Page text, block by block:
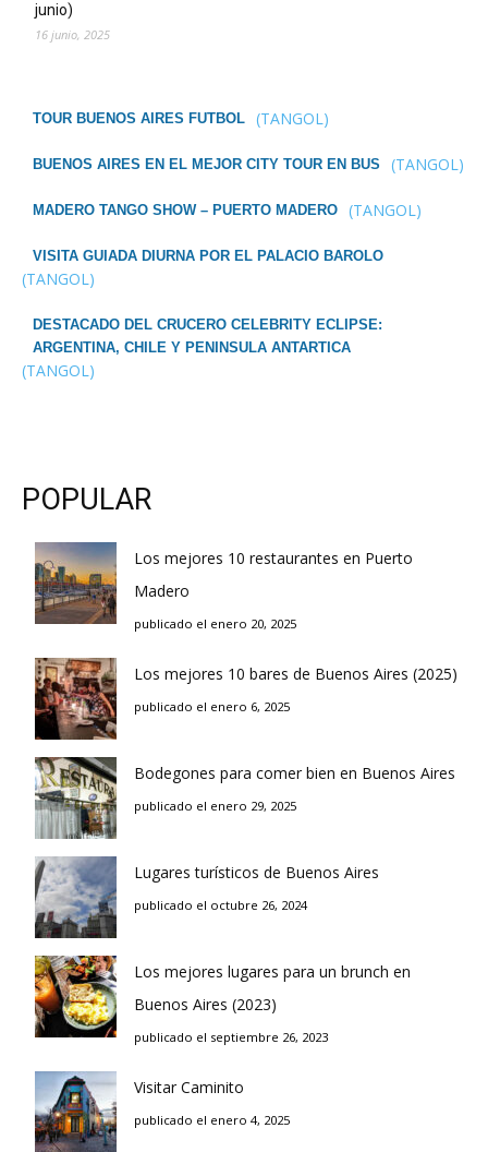
junio)
16 junio, 2025
TOUR BUENOS AIRES FUTBOL (TANGOL)
BUENOS AIRES EN EL MEJOR CITY TOUR EN BUS (TANGOL)
MADERO TANGO SHOW – PUERTO MADERO (TANGOL)
VISITA GUIADA DIURNA POR EL PALACIO BAROLO
(TANGOL)
DESTACADO DEL CRUCERO CELEBRITY ECLIPSE:
ARGENTINA, CHILE Y PENINSULA ANTARTICA
(TANGOL)
POPULAR
Los mejores 10 restaurantes en Puerto
Madero
publicado el enero 20, 2025
Los mejores 10 bares de Buenos Aires (2025)
publicado el enero 6, 2025
Bodegones para comer bien en Buenos Aires
publicado el enero 29, 2025
Lugares turísticos de Buenos Aires
publicado el octubre 26, 2024
Los mejores lugares para un brunch en
Buenos Aires (2023)
publicado el septiembre 26, 2023
Visitar Caminito
publicado el enero 4, 2025